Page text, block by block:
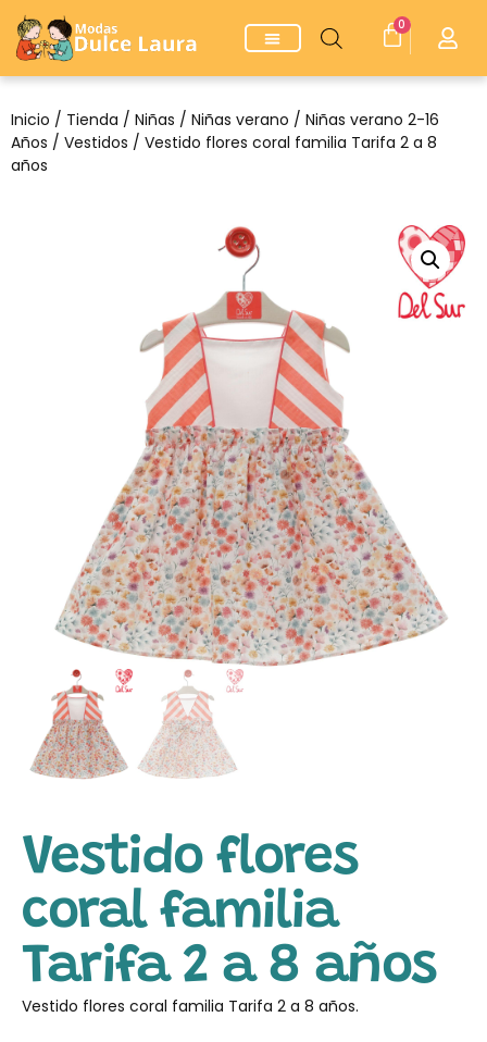
0
Inicio / Tienda / Niñas / Niñas verano / Niñas verano 2-16
Años / Vestidos / Vestido flores coral familia Tarifa 2 a 8
años
Vestido flores
coral familia
Tarifa 2 a 8 años
Vestido flores coral familia Tarifa 2 a 8 años.